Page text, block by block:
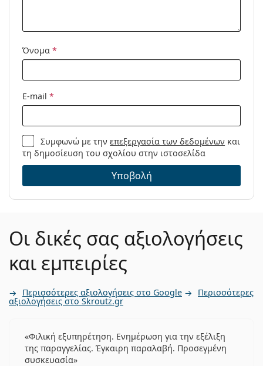
Όνομα *
E-mail *
Συμφωνώ με τηνεπεξεργασία των δεδομένων και
τη δημοσίευση του σχολίου στην ιστοσελίδα
Υποβολή
Οι δικές σας αξιολογήσεις
και εμπειρίες
Περισσότερες αξιολογήσεις στο Google Περισσότερες
αξιολογήσεις στο Skroutz.gr
Φιλική εξυπηρέτηση. Ενημέρωση για την εξέλιξη
της παραγγελίας. Έγκαιρη παραλαβή. Προσεγμένη
συσκευασία